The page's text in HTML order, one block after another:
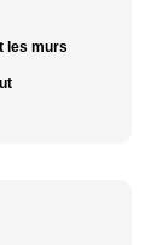
les murs